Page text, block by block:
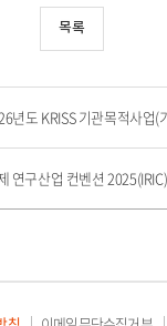
목록
연구산업 컨벤션